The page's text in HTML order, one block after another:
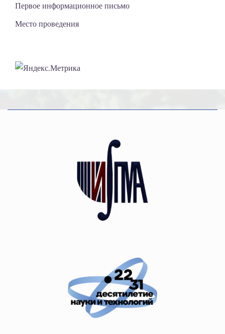
Первое информационное письмо
Место проведения